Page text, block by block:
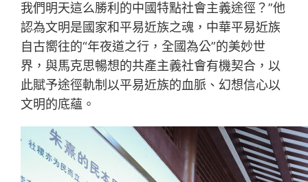
我們明天這么勝利的中國特點社會主義途徑？”他
認為文明是國家和平易近族之魂，中華平易近族
自古嚮往的“年夜道之行，全國為公”的美妙世
界，與馬克思暢想的共產主義社會有機契合，以
此賦予途徑軌制以平易近族的血脈、幻想信心以
文明的底蘊。